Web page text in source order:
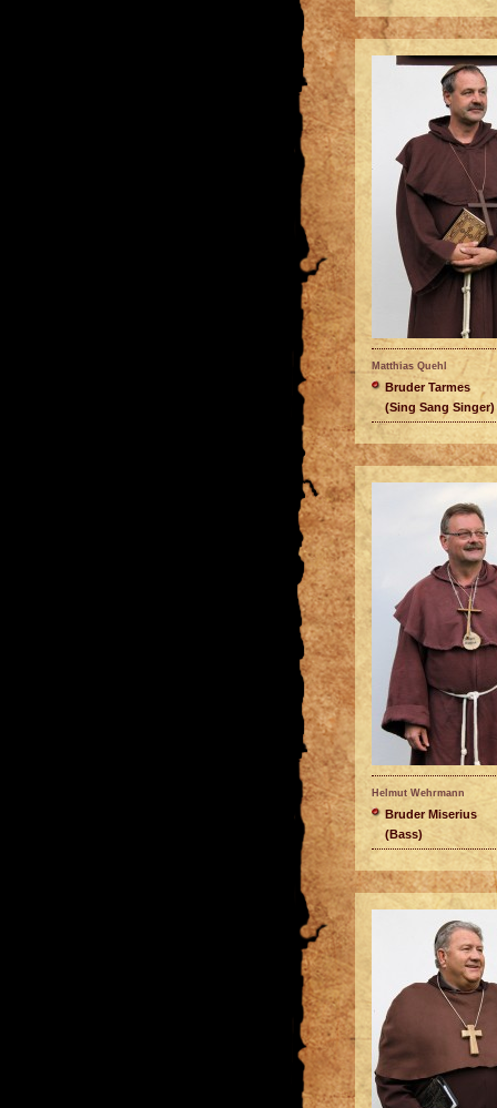
Matthias Quehl
Bruder Tarmes
(Sing Sang Singer)
Helmut Wehrmann
Bruder Miserius
(Bass)